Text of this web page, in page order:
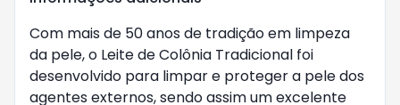
Com mais de 50 anos de tradição em limpeza
da pele, o Leite de Colônia Tradicional foi
desenvolvido para limpar e proteger a pele dos
agentes externos, sendo assim um excelente